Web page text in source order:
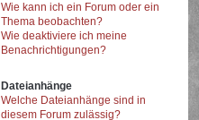
Wie kann ich ein Forum oder ein
Thema beobachten?
Wie deaktiviere ich meine
Benachrichtigungen?
Dateianhänge
Welche Dateianhänge sind in
diesem Forum zulässig?